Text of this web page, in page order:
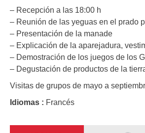
– Recepción a las 18:00 h
– Reunión de las yeguas en el prado
– Presentación de la manade
– Explicación de la aparejadura,
– Demostración de los juegos de los
– Degustación de productos de la
Visitas de grupos de mayo a
Idiomas : Francés